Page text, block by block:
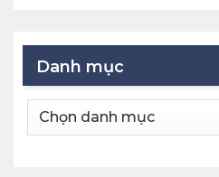
Danh mục
Danh